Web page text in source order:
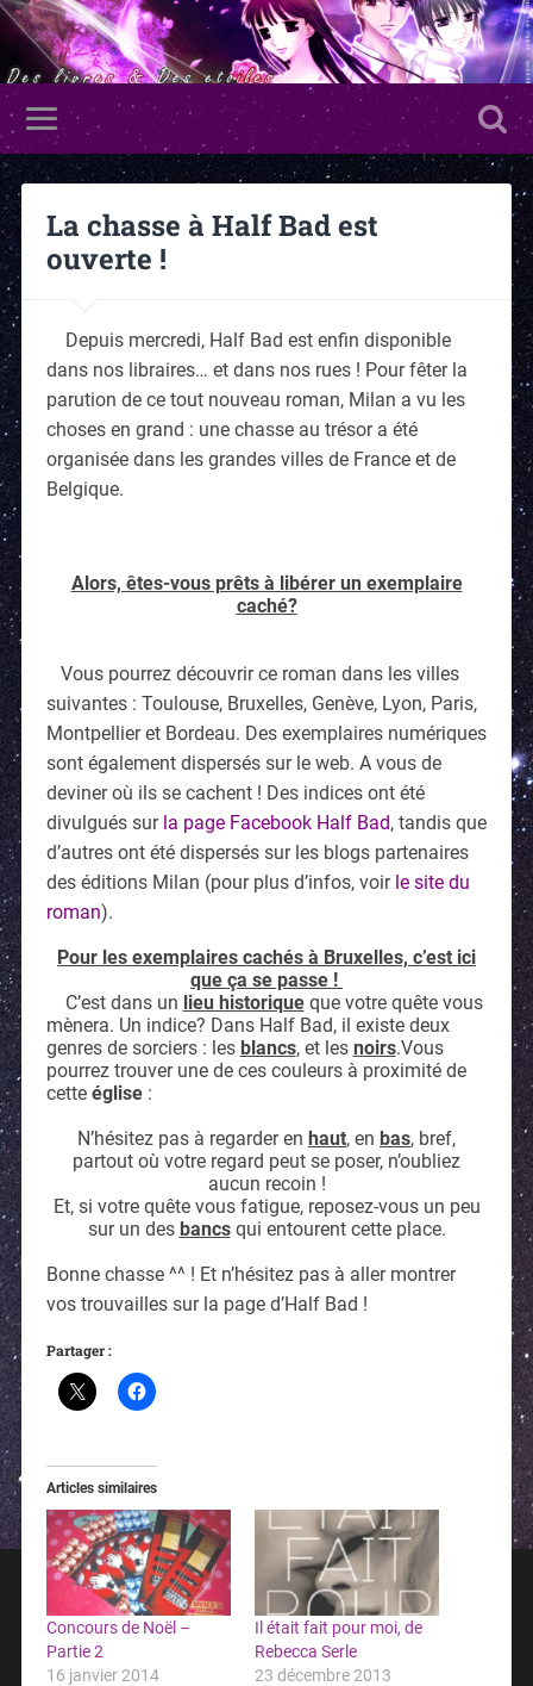
La chasse à Half Bad est
ouverte !
Depuis mercredi, Half Bad est enfin disponible
dans nos libraires… et dans nos rues ! Pour fêter la
parution de ce tout nouveau roman, Milan a vu les
choses en grand : une chasse au trésor a été
organisée dans les grandes villes de France et de
Belgique.
Alors, êtes-vous prêts à libérer un exemplaire
caché?
Vous pourrez découvrir ce roman dans les villes
suivantes : Toulouse, Bruxelles, Genève, Lyon, Paris,
Montpellier et Bordeau. Des exemplaires numériques
sont également dispersés sur le web. A vous de
deviner où ils se cachent ! Des indices ont été
divulgués sur la page Facebook Half Bad, tandis que
d’autres ont été dispersés sur les blogs partenaires
des éditions Milan (pour plus d’infos, voir le site du
roman).
Pour les exemplaires cachés à Bruxelles, c’est ici
que ça se passe !
C’est dans un lieu historiqueque votre quête vous
mènera. Un indice? Dans Half Bad, il existe deux
genres de sorciers : les blancs, et les noirs.Vous
pourrez trouver une de ces couleurs à proximité de
cette église:
N’hésitez pas à regarder en haut, en bas, bref,
partout où votre regard peut se poser, n’oubliez
aucun recoin !
Et, si votre quête vous fatigue, reposez-vous un peu
sur un des bancsqui entourent cette place.
Bonne chasse ^^ ! Et n’hésitez pas à aller montrer
vos trouvailles sur la page d’Half Bad !
Partager :
Articles similaires
Concours de Noël –
Partie 2
16 janvier 2014
Il était fait pour moi, de
Rebecca Serle
23 décembre 2013